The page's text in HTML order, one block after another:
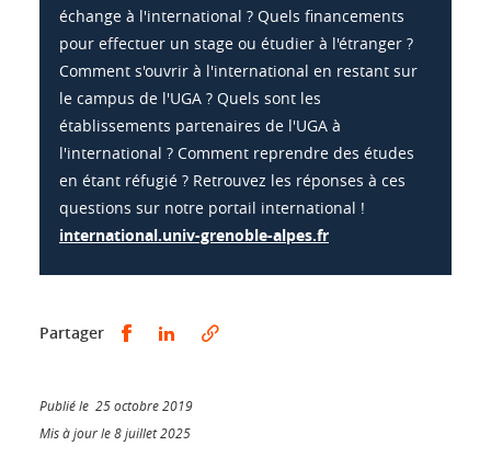
échange à l'international ? Quels financements
pour effectuer un stage ou étudier à l'étranger ?
Comment s'ouvrir à l'international en restant sur
le campus de l'UGA ? Quels sont les
établissements partenaires de l'UGA à
l'international ? Comment reprendre des études
en étant réfugié ? Retrouvez les réponses à ces
questions sur notre portail international !
international.univ-grenoble-alpes.fr
Partager Partager sur Facebook
Partager sur LinkedIn
Publié le 25 octobre 2019
Mis à jour le 8 juillet 2025